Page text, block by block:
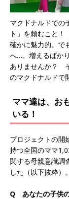
マクドナルドでの
ト」を頼むこと
確かに魅力的。で
へ…。増えるばか
ありませんか？
のマクドナルドで
ママ達は、お
いる！
プロジェクトの開
持つ全国のママ
関する母親意識調
した（以下抜粋）。
Q あなたの子供